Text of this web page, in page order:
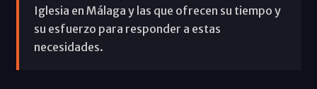
Iglesia en Málaga y las que ofrecen su tiempo y
su esfuerzo para responder a estas
necesidades.